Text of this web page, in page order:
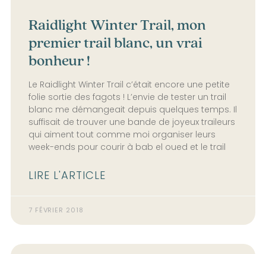
Raidlight Winter Trail, mon
premier trail blanc, un vrai
bonheur !
Le Raidlight Winter Trail c’était encore une petite
folie sortie des fagots ! L’envie de tester un trail
blanc me démangeait depuis quelques temps. Il
suffisait de trouver une bande de joyeux traileurs
qui aiment tout comme moi organiser leurs
week-ends pour courir à bab el oued et le trail
LIRE L'ARTICLE
7 FÉVRIER 2018